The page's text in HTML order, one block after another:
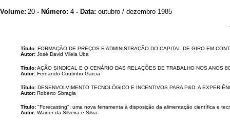
Volume: 20 - Número: 4 - Data: outubro / dezembro 1985
Título: FORMAÇÃO DE PREÇOS E ADMINISTRAÇÃO DO CAPITAL DE GIRO EM
Autor: José David Vilela Uba
Título:AÇÃO SINDICAL E O CENÁRIO DAS RELAÇÕES DE TRABALHO NOS ANOS
Autor: Fernando Coutinho Garcia
Título: DESENVOLVIMENTO TECNOLÓGICO E INCENTIVOS PARA P&D: A
Autor: Roberto Sbragia
Título: "Forecasting": uma nova ferramenta à disposição da alimentação científica e
Autor: Wainer da Silveira e Silva